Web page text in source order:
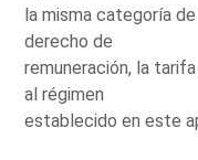
la misma categoría
derecho de
remuneración, la
al régimen
establecido en este